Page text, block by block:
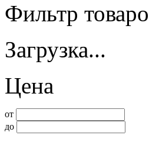
Фильтр
Загрузка...
Цена
от
до